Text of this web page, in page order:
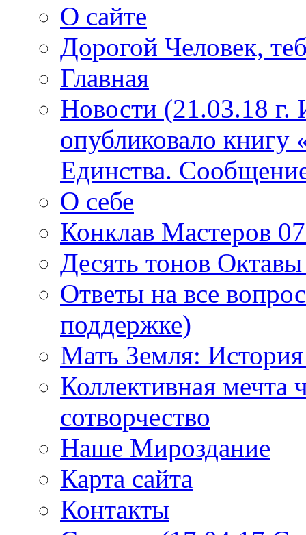
О сайте
Дорогой Человек,
Главная
Новости (21.03.18 г.
опубликовало книгу
Единства.
О себе
Конклав Мастеров
Десять тонов
Ответы на все
поддержке)
Мать Земля: История
Коллективная мечта
сотворчество
Наше Мироздание
Карта сайта
Контакты